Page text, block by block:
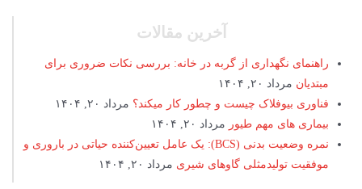
آخرین مقالات
راهنمای نگهداری از گربه در خانه: بررسی نکات ضروری برای
مبتدیان مرداد ۲۰, ۱۴۰۴
فناوری بیوفلاک چیست و چطور کار میکند؟ مرداد ۲۰, ۱۴۰۴
بیماری های مهم طیور مرداد ۲۰, ۱۴۰۴
نمره وضعیت بدنی (BCS): یک عامل تعیین‌کننده حیاتی در باروری و
موفقیت تولیدمثلی گاوهای شیری مرداد ۲۰, ۱۴۰۴